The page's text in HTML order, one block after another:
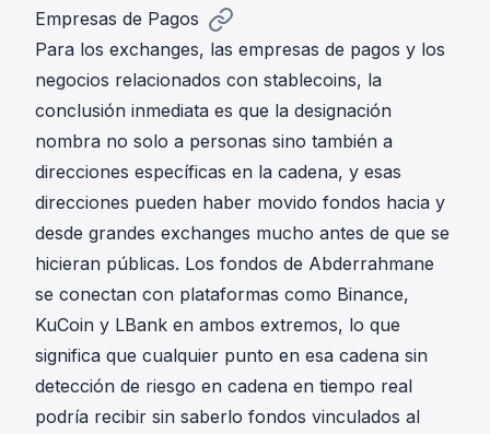
Empresas de Pagos
Para los exchanges, las empresas de pagos y los
negocios relacionados con stablecoins, la
conclusión inmediata es que la designación
nombra no solo a personas sino también a
direcciones específicas en la cadena, y esas
direcciones pueden haber movido fondos hacia y
desde grandes exchanges mucho antes de que se
hicieran públicas. Los fondos de Abderrahmane
se conectan con plataformas como Binance,
KuCoin y LBank en ambos extremos, lo que
significa que cualquier punto en esa cadena sin
detección de riesgo en cadena en tiempo real
podría recibir sin saberlo fondos vinculados al